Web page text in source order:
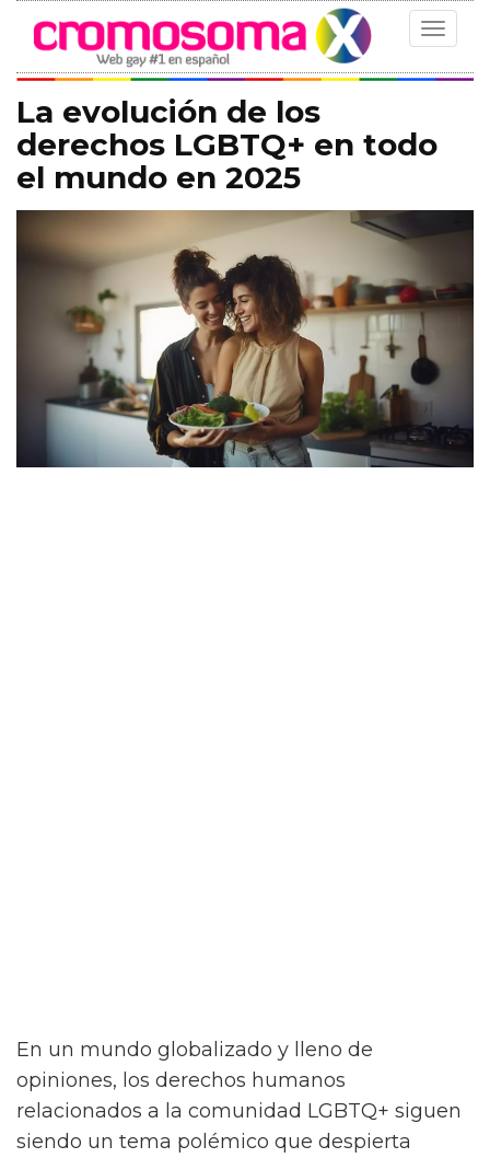
Toggle
La evolución de los
derechos LGBTQ+ en todo
el mundo en 2025
En un mundo globalizado y lleno de
opiniones, los derechos humanos
relacionados a la comunidad LGBTQ+ siguen
siendo un tema polémico que despierta